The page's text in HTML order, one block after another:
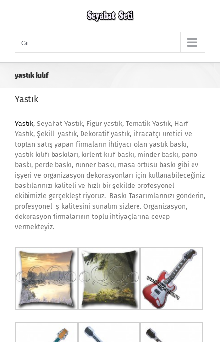
Git...
yastık kılıf
Yastık
Yastık, Seyahat Yastık, Figür yastık, Tematik Yastık, Harf
Yastık, Şekilli yastık, Dekoratif yastık, ihracatçı üretici ve
toptan satış yapan firmaların İhtiyacı olan yastık baskı,
yastık kılıfı baskıları, kırlent kılıf baskı, minder baskı, pano
baskı, perde baskı, runner baskı, masa örtüsü baskı gibi ev
işyeri ve organizasyon dekorasyonları için kullanabileceğiniz
baskılarınızı kaliteli ve hızlı bir şekilde profesyonel
ekibimizle gerçekleştiriyoruz. Baskı Tasarımlarınızı gönderin,
profesyonel iş kalitesini sunalım sizlere. Organizasyon,
dekorasyon firmalarının toplu ihtiyaçlarına cevap
vermekteyiz.